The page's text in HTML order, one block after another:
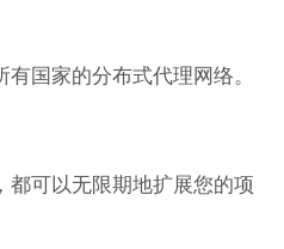
国家的分布式代理网络。
都可以无限期地扩展您的项